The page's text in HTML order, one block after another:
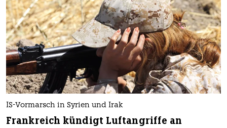
IS-Vormarsch in Syrien und Irak
Frankreich kündigt Luftangriffe an